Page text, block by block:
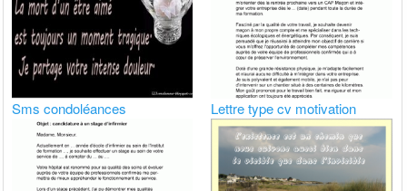
Sms condoléances Lettre type cv motivation